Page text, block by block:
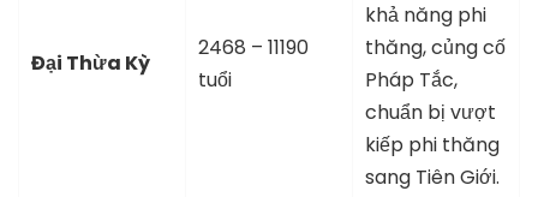
Đại Thừa Kỳ
2468 – 11190
tuổi
khả năng phi
thăng, củng cố
Pháp Tắc,
chuẩn bị vượt
kiếp phi thăng
sang Tiên Giới.